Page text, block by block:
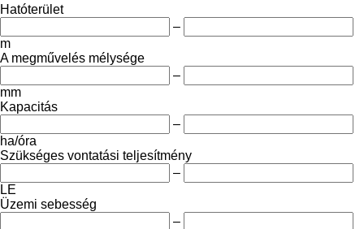
Hatóterület
–
m
A megművelés mélysége
–
mm
Kapacitás
–
ha/óra
Szükséges vontatási teljesítmény
–
LE
Üzemi sebesség
–